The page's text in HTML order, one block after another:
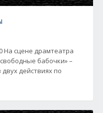
На сцене драмтеатра
бабочки» –
действиях по